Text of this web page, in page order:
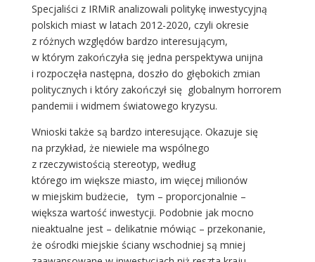
Specjaliści z IRMiR analizowali politykę inwestycyjną
polskich miast w latach 2012-2020, czyli okresie
z różnych względów bardzo interesującym,
w którym zakończyła się jedna perspektywa unijna
i rozpoczęła następna, doszło do głębokich zmian
politycznych i który zakończył się globalnym horrorem
pandemii i widmem światowego kryzysu.
Wnioski także są bardzo interesujące. Okazuje się
na przykład, że niewiele ma wspólnego
z rzeczywistością stereotyp, według
którego im większe miasto, im więcej milionów
w miejskim budżecie, tym – proporcjonalnie –
większa wartość inwestycji. Podobnie jak mocno
nieaktualne jest – delikatnie mówiąc – przekonanie,
że ośrodki miejskie ściany wschodniej są mniej